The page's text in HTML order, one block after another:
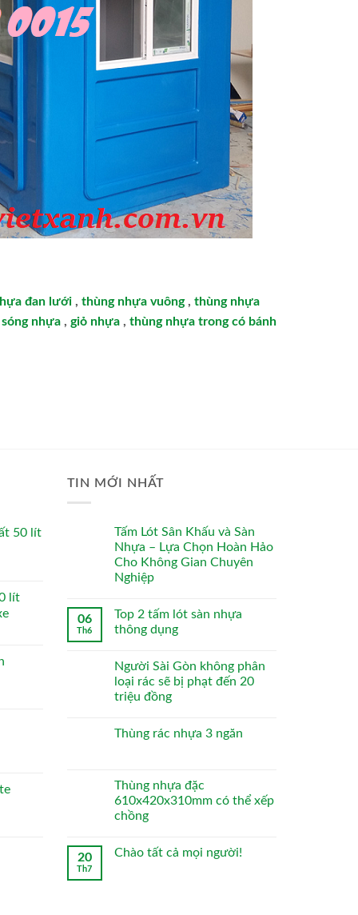
đan lưới , thùng nhựa vuông, thùng nhựa
sóng nhựa , giỏ nhựa , thùng nhựa trong có bánh
50 lít
lít
TIN MỚI NHẤT
Tấm Lót Sân Khấu và Sàn
Nhựa – Lựa Chọn Hoàn Hảo
Cho Không Gian Chuyên
Nghiệp
06
Th6
Top 2 tấm lót sàn nhựa
thông dụng
Người Sài Gòn không phân
loại rác sẽ bị phạt đến 20
triệu đồng
Thùng rác nhựa 3 ngăn
Thùng nhựa đặc
610x420x310mm có thể xếp
chồng
20
Th7
Chào tất cả mọi người!